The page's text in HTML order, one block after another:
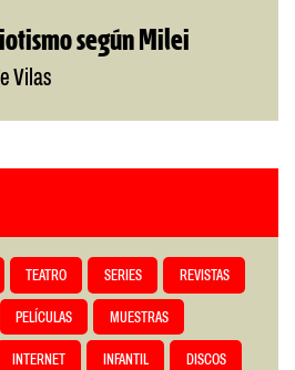
según Milei
Vilas
TEATRO SERIES REVISTAS
PELÍCULAS MUESTRAS
INTERNET INFANTIL DISCOS